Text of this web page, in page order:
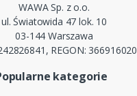
WAWA Sp. z o.o.
ul. Światowida 47 lok. 10
03-144 Warszawa
REGON: 366916020
kategorie